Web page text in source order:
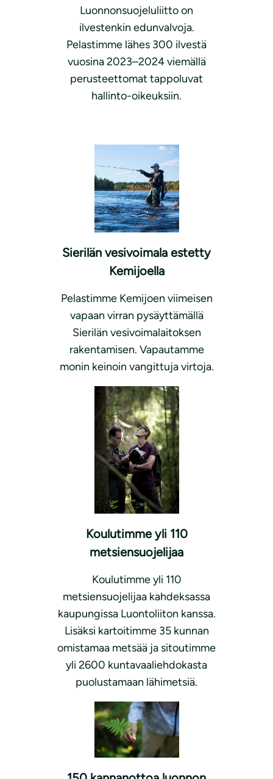
Luonnonsuojeluliitto on
ilvestenkin edunvalvoja.
Pelastimme lähes 300 ilvestä
vuosina 2023–2024 viemällä
perusteettomat tappoluvat
hallinto-oikeuksiin.
Sierilän vesivoimala estetty
Kemijoella
Pelastimme Kemijoen viimeisen
vapaan virran pysäyttämällä
Sierilän vesivoimalaitoksen
rakentamisen. Vapautamme
monin keinoin vangittuja virtoja.
Koulutimme yli 110
metsiensuojelijaa
Koulutimme yli 110
metsiensuojelijaa kahdeksassa
kaupungissa Luontoliiton kanssa.
Lisäksi kartoitimme 35 kunnan
omistamaa metsää ja sitoutimme
yli 2600 kuntavaaliehdokasta
puolustamaan lähimetsiä.